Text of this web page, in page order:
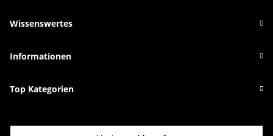
Wissenswertes
Informationen
Top Kategorien